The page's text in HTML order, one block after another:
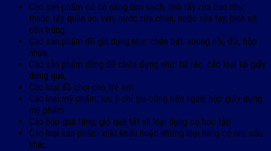
Các sản phẩm có có năng làm sạch, tính tẩy rửa cao như:
thuốc tẩy quần áo, vim, nước rửa chén, nước rửa tay, bình xịt
côn trùng, …
Các sản phẩm đồ gia dụng như: chén bát, xoong nồi, đũi, hộp
nhựa,..
Các sản phẩm dùng để chứa đựng như: túi rác, các loại túi giấy
đựng quà,..
Các loại đồ chơi cho trẻ em
Các loại mỹ phẩm, lưu ý chỉ gia công bên ngoài hộp giấy đựng
mỹ phẩm
Các hộp quà tặng, giỏ quà tết và loại dụng cụ học tập
Các loại sản phẩm xuất khẩu hoặc những loại hàng có nhu cầu
khác.